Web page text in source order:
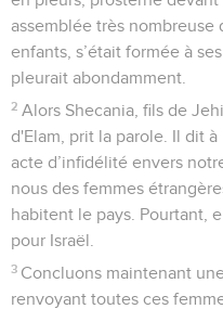
assemblée très nombreuse
enfants, s’était formée à
pleurait abondamment.
2 Alors Shecania, fils de
d'Elam, prit la parole. Il dit à
acte d’infidélité envers
nous des femmes
habitent le pays. Pourtant,
pour Israël.
3 Concluons maintenant
renvoyant toutes ces